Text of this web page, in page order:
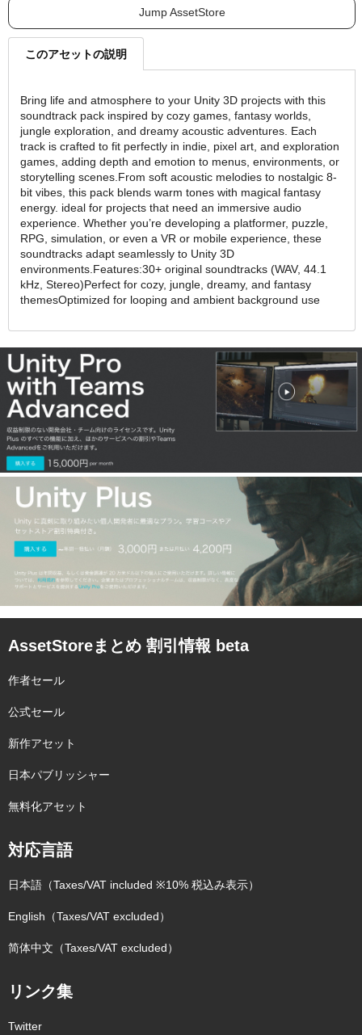
Jump AssetStore
このアセットの説明
Bring life and atmosphere to your Unity 3D projects with this
soundtrack pack inspired by cozy games, fantasy worlds,
jungle exploration, and dreamy acoustic adventures. Each
track is crafted to fit perfectly in indie, pixel art, and exploration
games, adding depth and emotion to menus, environments, or
storytelling scenes.From soft acoustic melodies to nostalgic 8-
bit vibes, this pack blends warm tones with magical fantasy
energy. ideal for projects that need an immersive audio
experience. Whether you’re developing a platformer, puzzle,
RPG, simulation, or even a VR or mobile experience, these
soundtracks adapt seamlessly to Unity 3D
environments.Features:30+ original soundtracks (WAV, 44.1
kHz, Stereo)Perfect for cozy, jungle, dreamy, and fantasy
themesOptimized for looping and ambient background use
AssetStoreまとめ 割引情報 beta
作者セール
公式セール
新作アセット
日本パブリッシャー
無料化アセット
対応言語
日本語（Taxes/VAT included ※10% 税込み表示）
English（Taxes/VAT excluded）
简体中文（Taxes/VAT excluded）
リンク集
Twitter